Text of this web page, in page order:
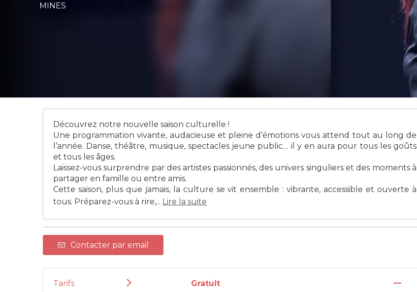
MINES
Découvrez notre nouvelle saison culturelle !
Une programmation vivante, audacieuse et pleine d’émotions vous attend tout au long de
l’année. Danse, théâtre, musique, spectacles jeune public… il y en aura pour tous les goûts
et tous les âges.
Laissez-vous surprendre par des artistes passionnés, des univers singuliers et des moments à
partager en famille ou entre amis.
Cette saison, plus que jamais, la culture se vit ensemble : vibrante, accessible et ouverte à
tous. Préparez-vous à rire,... Lire la suite
Contacter par email
Tarifs Gratuit —